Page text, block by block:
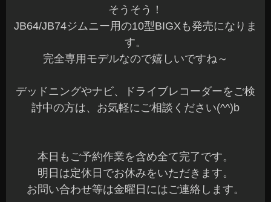
そうそう！
JB64/JB74ジムニー用の10型BIGXも発売になりま
す。
完全専用モデルなので嬉しいですね～
デッドニングやナビ、ドライブレコーダーをご検
討中の方は、お気軽にご相談ください(^^)b
本日もご予約作業を含め全て完了です。
明日は定休日でお休みをいただきます。
お問い合わせ等は金曜日にはご連絡します。